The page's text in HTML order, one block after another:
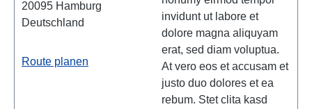
20095 Hamburg
Deutschland
Route planen
invidunt ut labore et
dolore magna aliquyam
erat, sed diam voluptua.
At vero eos et accusam et
justo duo dolores et ea
rebum. Stet clita kasd